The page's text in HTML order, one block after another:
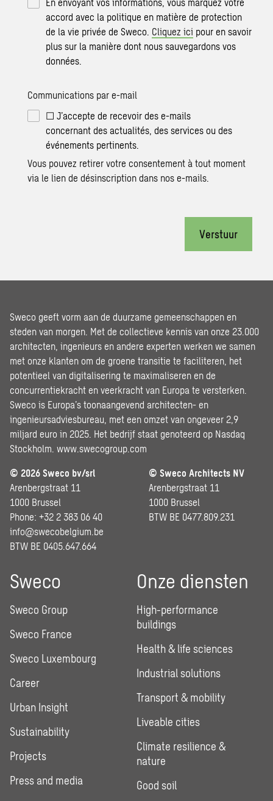
accord avec la politique en matière de protection
de la vie privée de Sweco. Cliquez ici pour en savoir
plus sur la manière dont nous sauvegardons vos
données.
Communications par e-mail
☐ J’accepte de recevoir des e-mails
concernant des actualités, des services ou des
événements pertinents.
Vous pouvez retirer votre consentement à tout moment
via le lien de désinscription dans nos e-mails.
Verstuur
Sweco geeft vorm aan de duurzame gemeenschappen en
steden van morgen. Met de collectieve kennis van onze 23.000
architecten, ingenieurs en andere experten werken we samen
met onze klanten om de groene transitie te faciliteren, het
potentieel van digitalisering te maximaliseren en de
concurrentiekracht en veerkracht van Europa te versterken.
Sweco is Europa’s toonaangevend architecten- en
ingenieursadviesbureau, met een omzet van ongeveer 2,9
miljard euro in 2025. Het bedrijf staat genoteerd op Nasdaq
Stockholm. www.swecogroup.com
© 2026 Sweco bv/srl
Arenbergstraat 11
1000 Brussel
Phone: +32 2 383 06 40
info@swecobelgium.be
BTW BE 0405.647.664
© Sweco Architects NV
Arenbergstraat 11
1000 Brussel
BTW BE 0477.809.231
Sweco
Sweco Group
Sweco France
Sweco Luxembourg
Career
Urban Insight
Sustainability
Projects
Press and media
Onze diensten
High-performance
buildings
Health & life sciences
Industrial solutions
Transport & mobility
Liveable cities
Climate resilience &
nature
Good soil